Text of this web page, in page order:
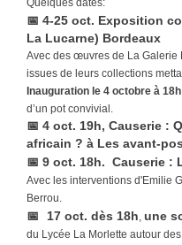
Quelques dates:
📅 4-25 oct. Exposition
La Lucarne) Bordeaux
Avec des œuvres de La Galerie
issues de leurs collections
Inauguration le 4 octobre à 18h
d’un pot convivial.
📅 4 oct. 19h, Causerie :
africain ? à Les avant-
📅 9 oct. 18h. Causerie :
Avec les interventions d'Emilie
Berrou.
📅 17 oct. dès 18h, une
du Lycée La Morlette autour